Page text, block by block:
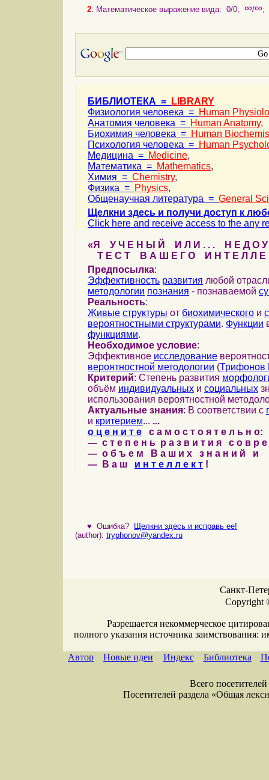
2. Математическое выражение вида: 0/0; ∞/∞;
БИБЛИОТЕКА =
LIBRARY
Физиология человека = Human
Анатомия человека = Human Anatomy,
Биохимия человека = Human
Психология человека = Human
Медицина = Medicine,
Математика = Mathematics,
Химия = Chemistry,
Физика = Physics,
Общенаучная литература = General
Щелкни здесь и получи доступ к
Click here and receive access to the any
«Я У Ч Е Н Ы Й И Л И . . . Н Е Д О У
Т Е С Т В А Ш Е Г О И Н Т Е Л Л Е
Предпосылка:
Эффективность развития любой
методологии познания - познаваемой
Реальность:
Живые структуры от биохимического и
вероятностными структурами. Функции
функциями.
Необходимое условие:
Эффективное исследование
вероятностной методологии (Трифонов
Критерий: Степень развития
объём индивидуальных и социальных
использования вероятностной
Актуальные знания: В соответствии с
и критерием... ...
о ц е н и т е с а м о с т о я т е л ь н о:
— с т е п е н ь р а з в и т и я с о в р
— о б ъ е м В а ш и х з н а н и й и
— В а ш и н т е л л е к т !
♥ Ошибка?
Щелкни здесь и исправь ее!
(author): tryphonov@yandex.ru
Санкт-
Copyright
Разрешается некоммерческое
полного указания источника заимствования:
Автор Новые идеи Индекс Библиотека
Всего
Посетителей раздела «Общая